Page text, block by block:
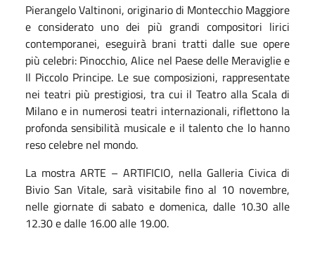
Pierangelo Valtinoni, originario di Montecchio Maggiore
e considerato uno dei più grandi compositori lirici
contemporanei, eseguirà brani tratti dalle sue opere
più celebri: Pinocchio, Alice nel Paese delle Meraviglie e
Il Piccolo Principe. Le sue composizioni, rappresentate
nei teatri più prestigiosi, tra cui il Teatro alla Scala di
Milano e in numerosi teatri internazionali, riflettono la
profonda sensibilità musicale e il talento che lo hanno
reso celebre nel mondo.
La mostra ARTE – ARTIFICIO, nella Galleria Civica di
Bivio San Vitale, sarà visitabile fino al 10 novembre,
nelle giornate di sabato e domenica, dalle 10.30 alle
12.30 e dalle 16.00 alle 19.00.